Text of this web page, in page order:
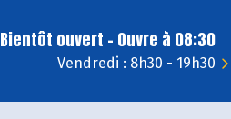
Bientôt ouvert - Ouvre à 08:30
Vendredi : 8h30 - 19h30